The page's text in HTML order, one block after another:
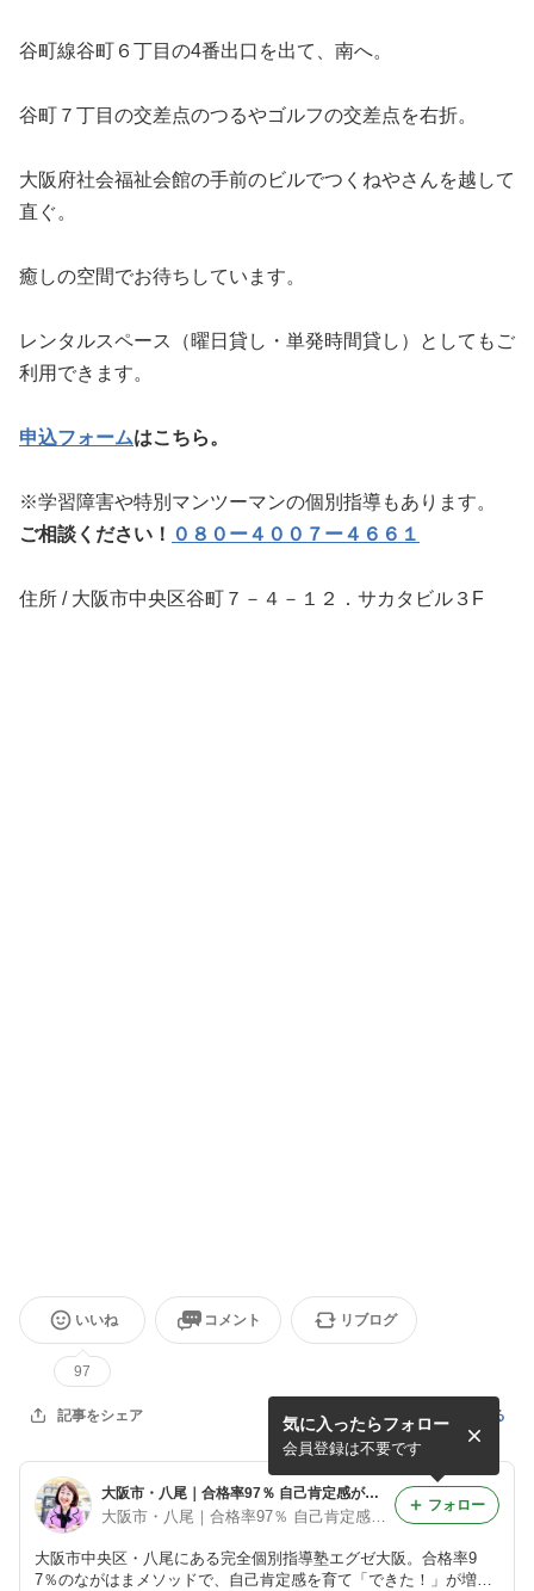
谷町線谷町６丁目の4番出口を出て、南へ。
谷町７丁目の交差点のつるやゴルフの交差点を右折。
大阪府社会福祉会館の手前のビルでつくねやさんを越して
直ぐ。
癒しの空間でお待ちしています。
レンタルスペース（曜日貸し・単発時間貸し）としてもご
利用できます。
申込フォームはこちら。
※学習障害や特別マンツーマンの個別指導もあります。
ご相談ください！ ０８０ー４００７ー４６６１
住所 / 大阪市中央区谷町７－４－１２．サカタビル３F
いいね
97
コメント リブログ
記事をシェア 記事を報告する
大阪市・八尾｜合格率97％ 自己肯定感が伸びる個別指導塾
大阪市中央区・八尾にある完全個別指導塾エグゼ大阪。合格率9
7％のながはまメソッドで、自己肯定感を育て「できた！」が増え
気に入ったらフォロー
会員登録は不要です
フォロー